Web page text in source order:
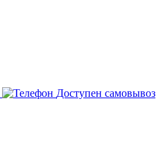
Доступен самовывоз